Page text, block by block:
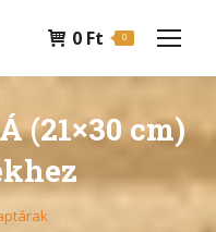
0 Ft 0
(21×30 cm)